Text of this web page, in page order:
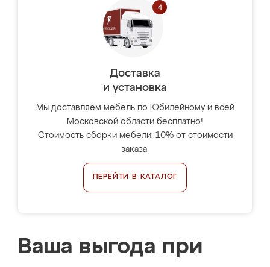
Доставка
и установка
Мы доставляем мебель по Юбилейному и всей
Московской области бесплатно!
Стоимость сборки мебели: 10% от стоимости
заказа.
ПЕРЕЙТИ В КАТАЛОГ
Ваша выгода при